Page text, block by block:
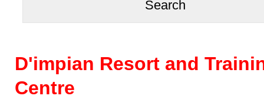
D'impian Resort and
Centre